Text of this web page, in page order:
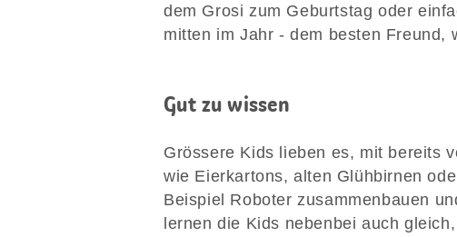
dem Grosi zum Geburtstag oder
mitten im Jahr - dem besten Freund,
Gut zu wissen
Grössere Kids lieben es, mit bereits
wie Eierkartons, alten Glühbirnen
Beispiel Roboter zusammenbauen
lernen die Kids nebenbei auch